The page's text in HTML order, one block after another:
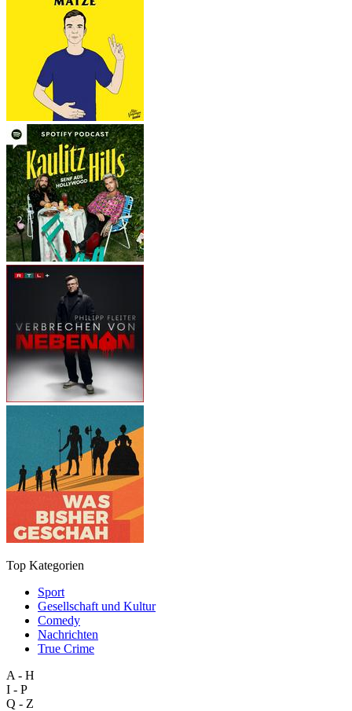
Top Kategorien
Sport
Gesellschaft und Kultur
Comedy
Nachrichten
True Crime
A - H
I - P
Q - Z